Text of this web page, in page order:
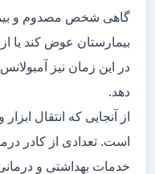
گاهی شخص مصدوم و
بیمارستان عوض کند یا
در این زمان نیز
دهد.
از آنجایی که انتقال
است. تعدادی از کادر
خدمات بهداشتی و